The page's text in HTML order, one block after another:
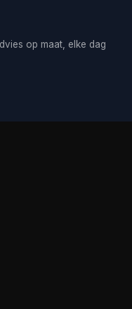
op maat, elke dag